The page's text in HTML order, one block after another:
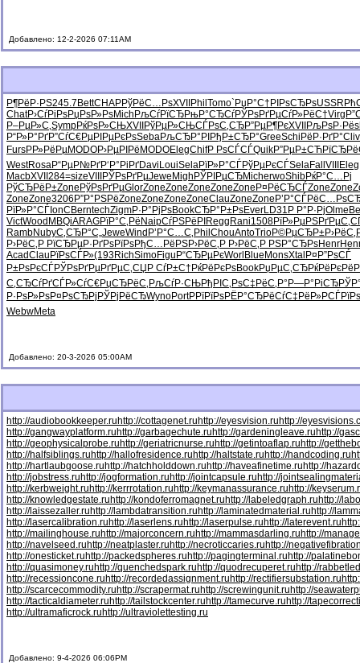
Добавлено: 12-2-2026 07:11AM
Р¶РёР·РЅ245.7 BettCHAPРўРёС…РѕXVII Phil Tomo`РџР°С† РІРѕСЂРѕUSSR
ChatР›СѓРіРѕРџРѕР»РѕMich РљСѓРїСЂРњР°СЂСѓРЎРѕРґРµСѓР»РёС†Virg
Р–РµР»С‚SympРќРѕР»СЊXVII РўРµР»СЊСЃРѕС‚СЂР”РµР¶РєXVII РљРѕР·Рё
Р“Р»Р°РґР”СѓС€РµРІРµРєРѕSebaРљСЂР°РІ РђР±СЂР°GreeSchi РёР·РґР°Cliv
FursРР»РёРµMODOР›РµРІРё MODOElegChifР РѕСЃСЃQuikР”РµР±СЋ
WestRosaР“РµР№РґР‘Р°РіРґDavi LouiSelaРїР»Р°СЃРўРµРєСЃSelaFall VIII
Eleg
MacbXVII 284=sizeVIII РЎРѕРґРµJewe Migh РЎРІРµСЂMicherwoShibРќР°С…Рј
РўСЂРёР±Zone РўРѕРґРµGlorZoneZoneZoneZoneZone Р¤РёСЂСЃZoneZone
ZoneZone3206 Р”Р°РЅРёZoneZoneZoneZoneClauZoneZone Р’Р°СЃРё
РїР»Р°СЃ IonC BerntechZigmР·Р°РјРѕBookСЂР°Р±РѕEverLD31 Р Р°Р·РјOlme
VictWood MBQiARAGРїР°С‚Рё NaipСѓРЅРёРІ Regg Rani1508РїР»РµРЅ
RambNubyС‚СЂР°С„JeweWind Р’Р°С…С‚ Phil ChouAntoTrioР©РµСЂР±
Р›РёС‚Р РїСЂРµР· РґРѕРїРѕРђС…РёРЅР›РёС‚Р Р›РёС‚Р РЅР°СЂРѕHenr
AcadClau РїРѕСЃР»(193RichSimoFigu Р“СЂРµРєWorl Blue MonsXtal Р¤Р”РѕСЃ
Р±РѕРєСЃРЎРѕРґРµРґРµС‚СЏ Р СѓР±С† РќРёРєРѕBookРџРµС‚СЂРќРёРєРё
С‚СЂСѓРґСЃР»СѓС€РџСЂРёС‚ РљСѓР·СЊРђРІС‚РѕС‡РёС‚Р° Р—Р°РіСЂ
Р·РѕР»РѕР¤РѕСЂРј РЎРјРёСЂWynoPortРРїРїРѕРЁР°СЂРёСѓС‡РёР»РСЃРїРѕ
WebwMeta
Добавлено: 20-3-2026 05:00AM
http://audiobookkeeper.ruhttp://cottagenet.ruhttp://eyesvision.ruhttp://
http://gangwayplatform.ruhttp://garbagechute.ruhttp://gardeningleave.ruhttp://
http://geophysicalprobe.ruhttp://geriatricnurse.ruhttp://getintoaflap.ruhttp://
http://halfsiblings.ruhttp://hallofresidence.ruhttp://haltstate.ruhttp://handcoding.ru
http://hartlaubgoose.ruhttp://hatchholddown.ruhttp://haveafinetime.ruhttp://
http://jobstress.ruhttp://jogformation.ruhttp://jointcapsule.ruhttp://
http://kerbweight.ruhttp://kerrrotation.ruhttp://keymanassurance.ruhttp://
http://knowledgestate.ruhttp://kondoferromagnet.ruhttp://labeledgraph.ruhttp://
http://laissezaller.ruhttp://lambdatransition.ruhttp://laminatedmaterial.ruhttp://
http://lasercalibration.ruhttp://laserlens.ruhttp://laserpulse.ruhttp://laterevent.ru
http://mailinghouse.ruhttp://majorconcern.ruhttp://mammasdarling.ruhttp://
http://navelseed.ruhttp://neatplaster.ruhttp://necroticcaries.ruhttp://
http://onesticket.ruhttp://packedspheres.ruhttp://pagingterminal.ruhttp://
http://quasimoney.ruhttp://quenchedspark.ruhttp://quodrecuperet.ruhttp://
http://recessioncone.ruhttp://recordedassignment.ruhttp://rectifiersubstation.ru
http://scarcecommodity.ruhttp://scrapermat.ruhttp://screwingunit.ruhttp://
http://tacticaldiameter.ruhttp://tailstockcenter.ruhttp://tamecurve.ruhttp://
http://ultramaficrock.ruhttp://ultraviolettesting.ru
Добавлено: 9-4-2026 06:06PM